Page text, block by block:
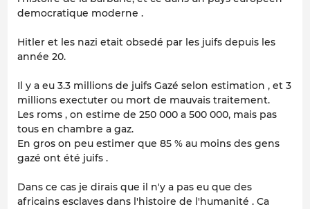
democratique moderne .
Hitler et les nazi etait obsedé par les juifs depuis les
année 20.
Il y a eu 3.3 millions de juifs Gazé selon estimation , et 3
millions exectuter ou mort de mauvais traitement.
Les roms , on estime de 250 000 a 500 000, mais pas
tous en chambre a gaz.
En gros on peu estimer que 85 % au moins des gens
gazé ont été juifs .
Dans ce cas je dirais que il n'y a pas eu que des
africains esclaves dans l'histoire de l'humanité . Ca